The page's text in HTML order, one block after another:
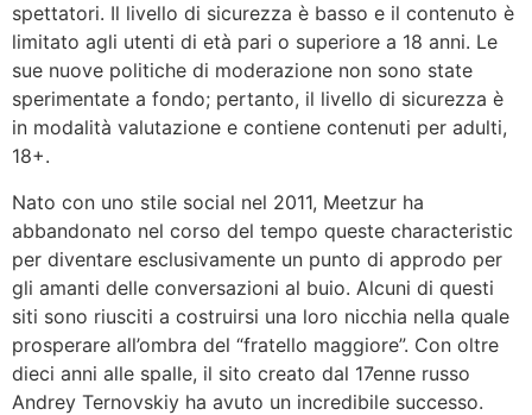
spettatori. Il livello di sicurezza è basso e il contenuto è
limitato agli utenti di età pari o superiore a 18 anni. Le
sue nuove politiche di moderazione non sono state
sperimentate a fondo; pertanto, il livello di sicurezza è
in modalità valutazione e contiene contenuti per adulti,
18+.
Nato con uno stile social nel 2011, Meetzur ha
abbandonato nel corso del tempo queste characteristic
per diventare esclusivamente un punto di approdo per
gli amanti delle conversazioni al buio. Alcuni di questi
siti sono riusciti a costruirsi una loro nicchia nella quale
prosperare all’ombra del “fratello maggiore”. Con oltre
dieci anni alle spalle, il sito creato dal 17enne russo
Andrey Ternovskiy ha avuto un incredibile successo.